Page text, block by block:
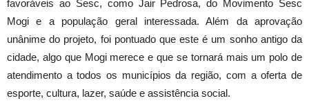
favoráveis ao Sesc, como Jair Pedrosa, do Movimento Sesc
Mogi e a população geral interessada. Além da aprovação
unânime do projeto, foi pontuado que este é um sonho antigo da
cidade, algo que Mogi merece e que se tornará mais um polo de
atendimento a todos os municípios da região, com a oferta de
esporte, cultura, lazer, saúde e assistência social.